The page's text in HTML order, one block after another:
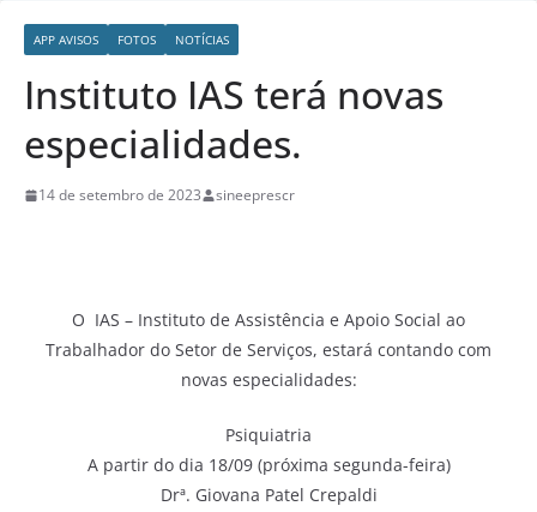
APP AVISOS FOTOS NOTÍCIAS
Instituto IAS terá novas
especialidades.
14 de setembro de 2023 sineeprescr
O IAS – Instituto de Assistência e Apoio Social ao
Trabalhador do Setor de Serviços, estará contando com
novas especialidades:
Psiquiatria
A partir do dia 18/09 (próxima segunda-feira)
Drª. Giovana Patel Crepaldi